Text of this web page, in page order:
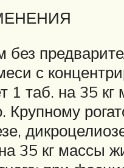
с
1 таб. на 35
Крупному
35 кг массы